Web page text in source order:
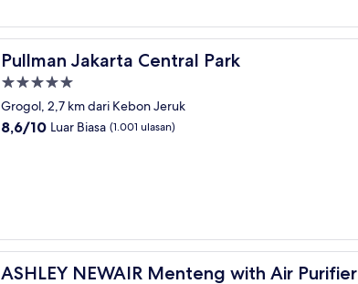
Pullman Jakarta Central Park
Pullman Jakarta Central Park
Properti
bintang
5.0
Grogol, 2,7 km dari Kebon Jeruk
8.6
8,6/10 Luar Biasa (1.001 ulasan)
ASHLEY NEWAIR Menteng with Air Purifier
ASHLEY NEWAIR Menteng with Air Purifier